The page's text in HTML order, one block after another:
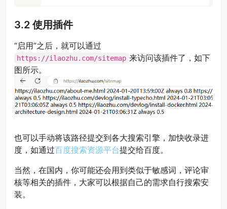
3.2 使用插件
“启用”之后，就可以通过
https://ilaozhu.com/sitemap 来访问该插件了，如下
图所示。
也可以手动将该路径提交到各大搜索引擎，加快收录进
度，如通过百度搜索资源平台提交给百度。
当然，在国内，你可能还会用到类似于敏感词，评论审
核等相关的插件，大家可以根据自己的需求自行搜索安
装。